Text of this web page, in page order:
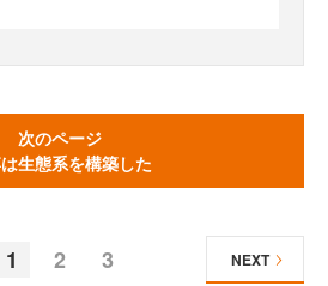
次のページ
生態系を構築した
1 2 3 NEXT